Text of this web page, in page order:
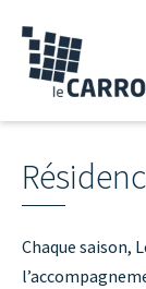
Chaque saison,